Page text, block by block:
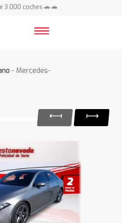
3.000 coches 🚗 🚗
- Mercedes-